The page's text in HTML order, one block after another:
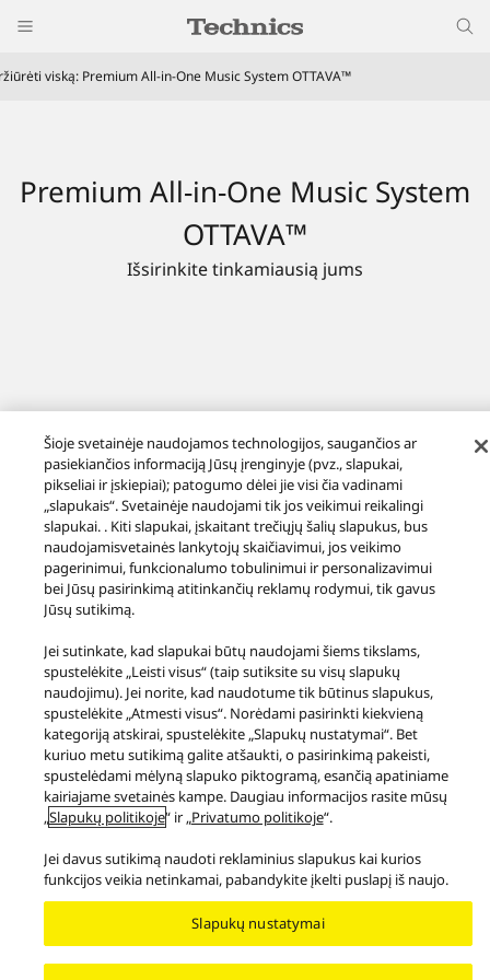
viską: Premium All-in-One Music System OTTAVA™
Išsirinkite tinkamiausią jums
Premium All-in-One Music System
OTTAVA™
Gaminiai
Aukščiausios klasės
Premium All-in-One Music System OTTAVA™
Facebook X YouTube
Instagram
Sąlygos ir nuostatos
Privatumo politika
Slapukų politika
Prieinamumas
Pranešti apie kliūtis
EU Data Act
TEISINĖ GARANTIJA
Area/Country
Copyright © 2026 Panasonic Marketing Europe GmbH
Šioje svetainėje naudojamos technologijos, saugančios ar
pasiekiančios informaciją Jūsų įrenginyje (pvz., slapukai,
pikseliai ir įskiepiai); patogumo dėlei jie visi čia vadinami
„slapukais“. Svetainėje naudojami tik jos veikimui reikalingi
slapukai. . Kiti slapukai, įskaitant trečiųjų šalių slapukus, bus
naudojamisvetainės lankytojų skaičiavimui, jos veikimo
pagerinimui, funkcionalumo tobulinimui ir personalizavimui
bei Jūsų pasirinkimą atitinkančių reklamų rodymui, tik gavus
Jūsų sutikimą.
Jei sutinkate, kad slapukai būtų naudojami šiems tikslams,
spustelėkite „Leisti visus“ (taip sutiksite su visų slapukų
naudojimu). Jei norite, kad naudotume tik būtinus slapukus,
spustelėkite „Atmesti visus“. Norėdami pasirinkti kiekvieną
kategoriją atskirai, spustelėkite „Slapukų nustatymai“. Bet
kuriuo metu sutikimą galite atšaukti, o pasirinkimą pakeisti,
spustelėdami mėlyną slapuko piktogramą, esančią apatiniame
kairiajame svetainės kampe. Daugiau informacijos rasite mūsų
„Slapukų politikoje“ ir „Privatumo politikoje“.
Jei davus sutikimą naudoti reklaminius slapukus kai kurios
funkcijos veikia netinkamai, pabandykite įkelti puslapį iš naujo.
Slapukų nustatymai